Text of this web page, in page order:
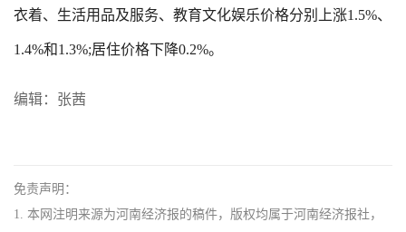
衣着、生活用品及服务、教育文化娱乐价格分别上涨1.5%、
1.4%和1.3%;居住价格下降0.2%。
编辑：张茜
免责声明：
1. 本网注明来源为河南经济报的稿件，版权均属于河南经济报社，